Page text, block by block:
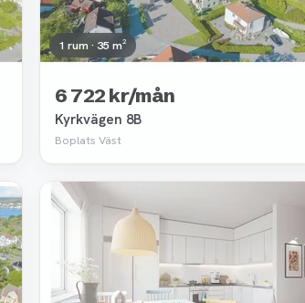
1 rum · 35 m²
6 722 kr/mån
Kyrkvägen 8B
Boplats Väst
Borttagen